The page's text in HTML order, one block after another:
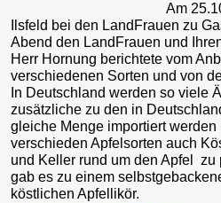
Am
Ilsfeld bei den LandFrauen zu
Abend den LandFrauen und
Herr Hornung berichtete vom
verschiedenen Sorten und von
In Deutschland werden so viele
zusätzliche zu den in
gleiche Menge importiert werden
verschieden Apfelsorten auch
und Keller rund um den Apfel zu
gab es zu einem
köstlichen Apfellikör.